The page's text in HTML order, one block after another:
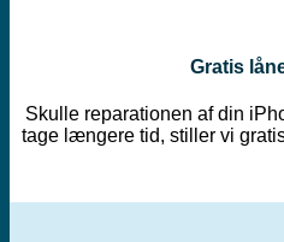
Gratis
Skulle reparationen af din
tage længere tid, stiller vi